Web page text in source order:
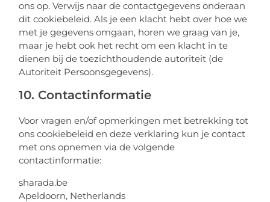
ons op. Verwijs naar de contactgegevens onderaan
dit cookiebeleid. Als je een klacht hebt over hoe we
met je gegevens omgaan, horen we graag van je,
maar je hebt ook het recht om een klacht in te
dienen bij de toezichthoudende autoriteit (de
Autoriteit Persoonsgegevens).
10. Contactinformatie
Voor vragen en/of opmerkingen met betrekking tot
ons cookiebeleid en deze verklaring kun je contact
met ons opnemen via de volgende
contactinformatie:
sharada.be
Apeldoorn, Netherlands